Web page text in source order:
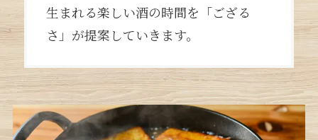
生まれる楽しい酒の時間を「ござる
さ」が提案していきます。